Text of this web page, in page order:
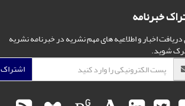
خبرنامه
دریافت اخبار و اطلاعیه های مهم نشریه در خبرنامه نشریه
شوید.
اشتراک